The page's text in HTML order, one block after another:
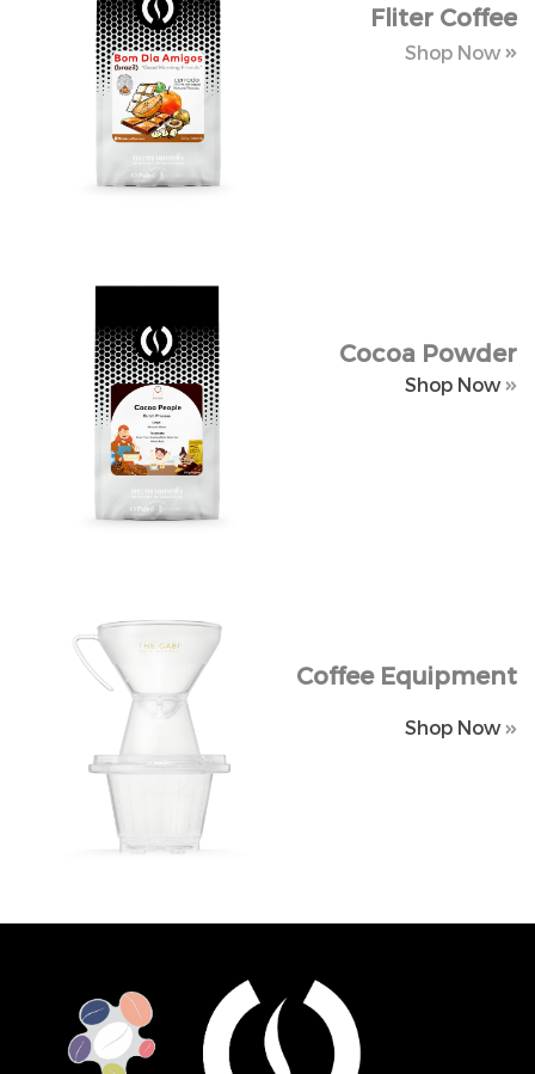
Fliter Coffee
ShopNow
Fliter Coffee
Shop Now
Cocoa Powder
Shop Now
Cocoa Powder
Shop Now
Coffee Equipment
Shop Now
Coffee Equipment
Shop Now